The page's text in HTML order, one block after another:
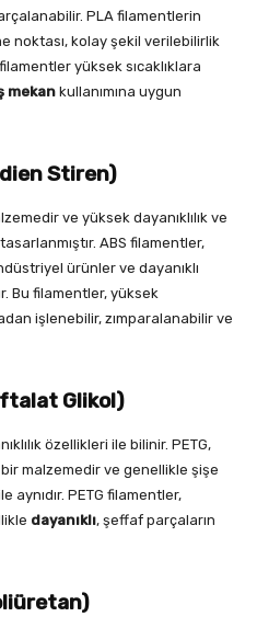
PLA filamentlerin
noktası, kolay şekil verilebilirlik
yüksek sıcaklıklara
mekan kullanımına uygun
Stiren)
ve yüksek dayanıklılık ve
ABS filamentler,
ürünler ve dayanıklı
Bu filamentler, yüksek
işlenebilir, zımparalanabilir ve
Glikol)
özellikleri ile bilinir. PETG,
malzemedir ve genellikle şişe
aynıdır. PETG filamentler,
dayanıklı, şeffaf parçaların